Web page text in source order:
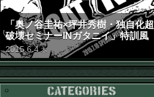
「奥ノ谷圭祐×坪井秀樹・独自化超
破壊セミナーINガタニイ」特訓風
景動画（苦笑）
2015.6.4 木